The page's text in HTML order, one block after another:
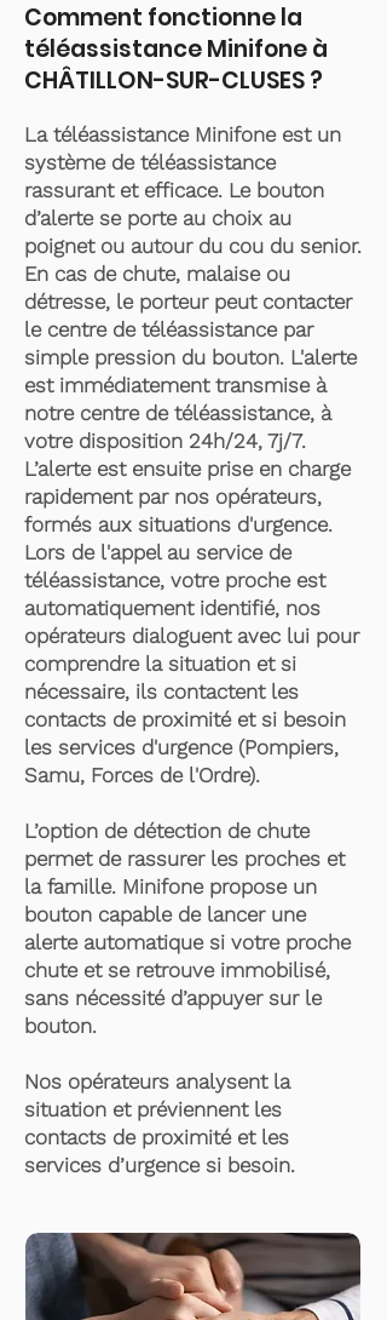
Comment fonctionne la
téléassistance Minifone à
CHÂTILLON-SUR-CLUSES ?
La téléassistance Minifone est un
système de téléassistance
rassurant et efficace. Le bouton
d’alerte se porte au choix au
poignet ou autour du cou du senior.
En cas de chute, malaise ou
détresse, le porteur peut contacter
le centre de téléassistance par
simple pression du bouton. L'alerte
est immédiatement transmise à
notre centre de téléassistance, à
votre disposition 24h/24, 7j/7.
L’alerte est ensuite prise en charge
rapidement par nos opérateurs,
formés aux situations d'urgence.
Lors de l'appel au service de
téléassistance, votre proche est
automatiquement identifié, nos
opérateurs dialoguent avec lui pour
comprendre la situation et si
nécessaire, ils contactent les
contacts de proximité et si besoin
les services d'urgence (Pompiers,
Samu, Forces de l'Ordre).
L’option de détection de chute
permet de rassurer les proches et
la famille. Minifone propose un
bouton capable de lancer une
alerte automatique si votre proche
chute et se retrouve immobilisé,
sans nécessité d’appuyer sur le
bouton.
Nos opérateurs analysent la
situation et préviennent les
contacts de proximité et les
services d’urgence si besoin.